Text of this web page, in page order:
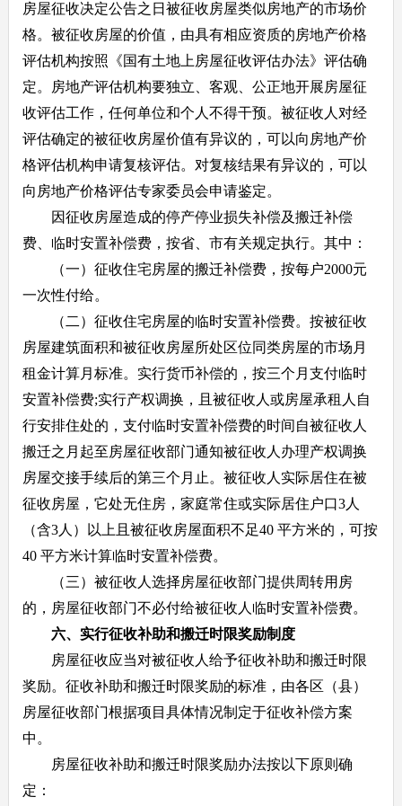
房屋征收决定公告之日被征收房屋类似房地产的市场价
格。被征收房屋的价值，由具有相应资质的房地产价格
评估机构按照《国有土地上房屋征收评估办法》评估确
定。房地产评估机构要独立、客观、公正地开展房屋征
收评估工作，任何单位和个人不得干预。被征收人对经
评估确定的被征收房屋价值有异议的，可以向房地产价
格评估机构申请复核评估。对复核结果有异议的，可以
向房地产价格评估专家委员会申请鉴定。
因征收房屋造成的停产停业损失补偿及搬迁补偿
费、临时安置补偿费，按省、市有关规定执行。其中：
（一）征收住宅房屋的搬迁补偿费，按每户2000元
一次性付给。
（二）征收住宅房屋的临时安置补偿费。按被征收
房屋建筑面积和被征收房屋所处区位同类房屋的市场月
租金计算月标准。实行货币补偿的，按三个月支付临时
安置补偿费;实行产权调换，且被征收人或房屋承租人自
行安排住处的，支付临时安置补偿费的时间自被征收人
搬迁之月起至房屋征收部门通知被征收人办理产权调换
房屋交接手续后的第三个月止。被征收人实际居住在被
征收房屋，它处无住房，家庭常住或实际居住户口3人
（含3人）以上且被征收房屋面积不足40 平方米的，可按
40 平方米计算临时安置补偿费。
（三）被征收人选择房屋征收部门提供周转用房
的，房屋征收部门不必付给被征收人临时安置补偿费。
六、实行征收补助和搬迁时限奖励制度
房屋征收应当对被征收人给予征收补助和搬迁时限
奖励。征收补助和搬迁时限奖励的标准，由各区（县）
房屋征收部门根据项目具体情况制定于征收补偿方案
中。
房屋征收补助和搬迁时限奖励办法按以下原则确
定：